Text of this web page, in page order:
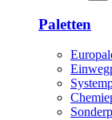
Paletten